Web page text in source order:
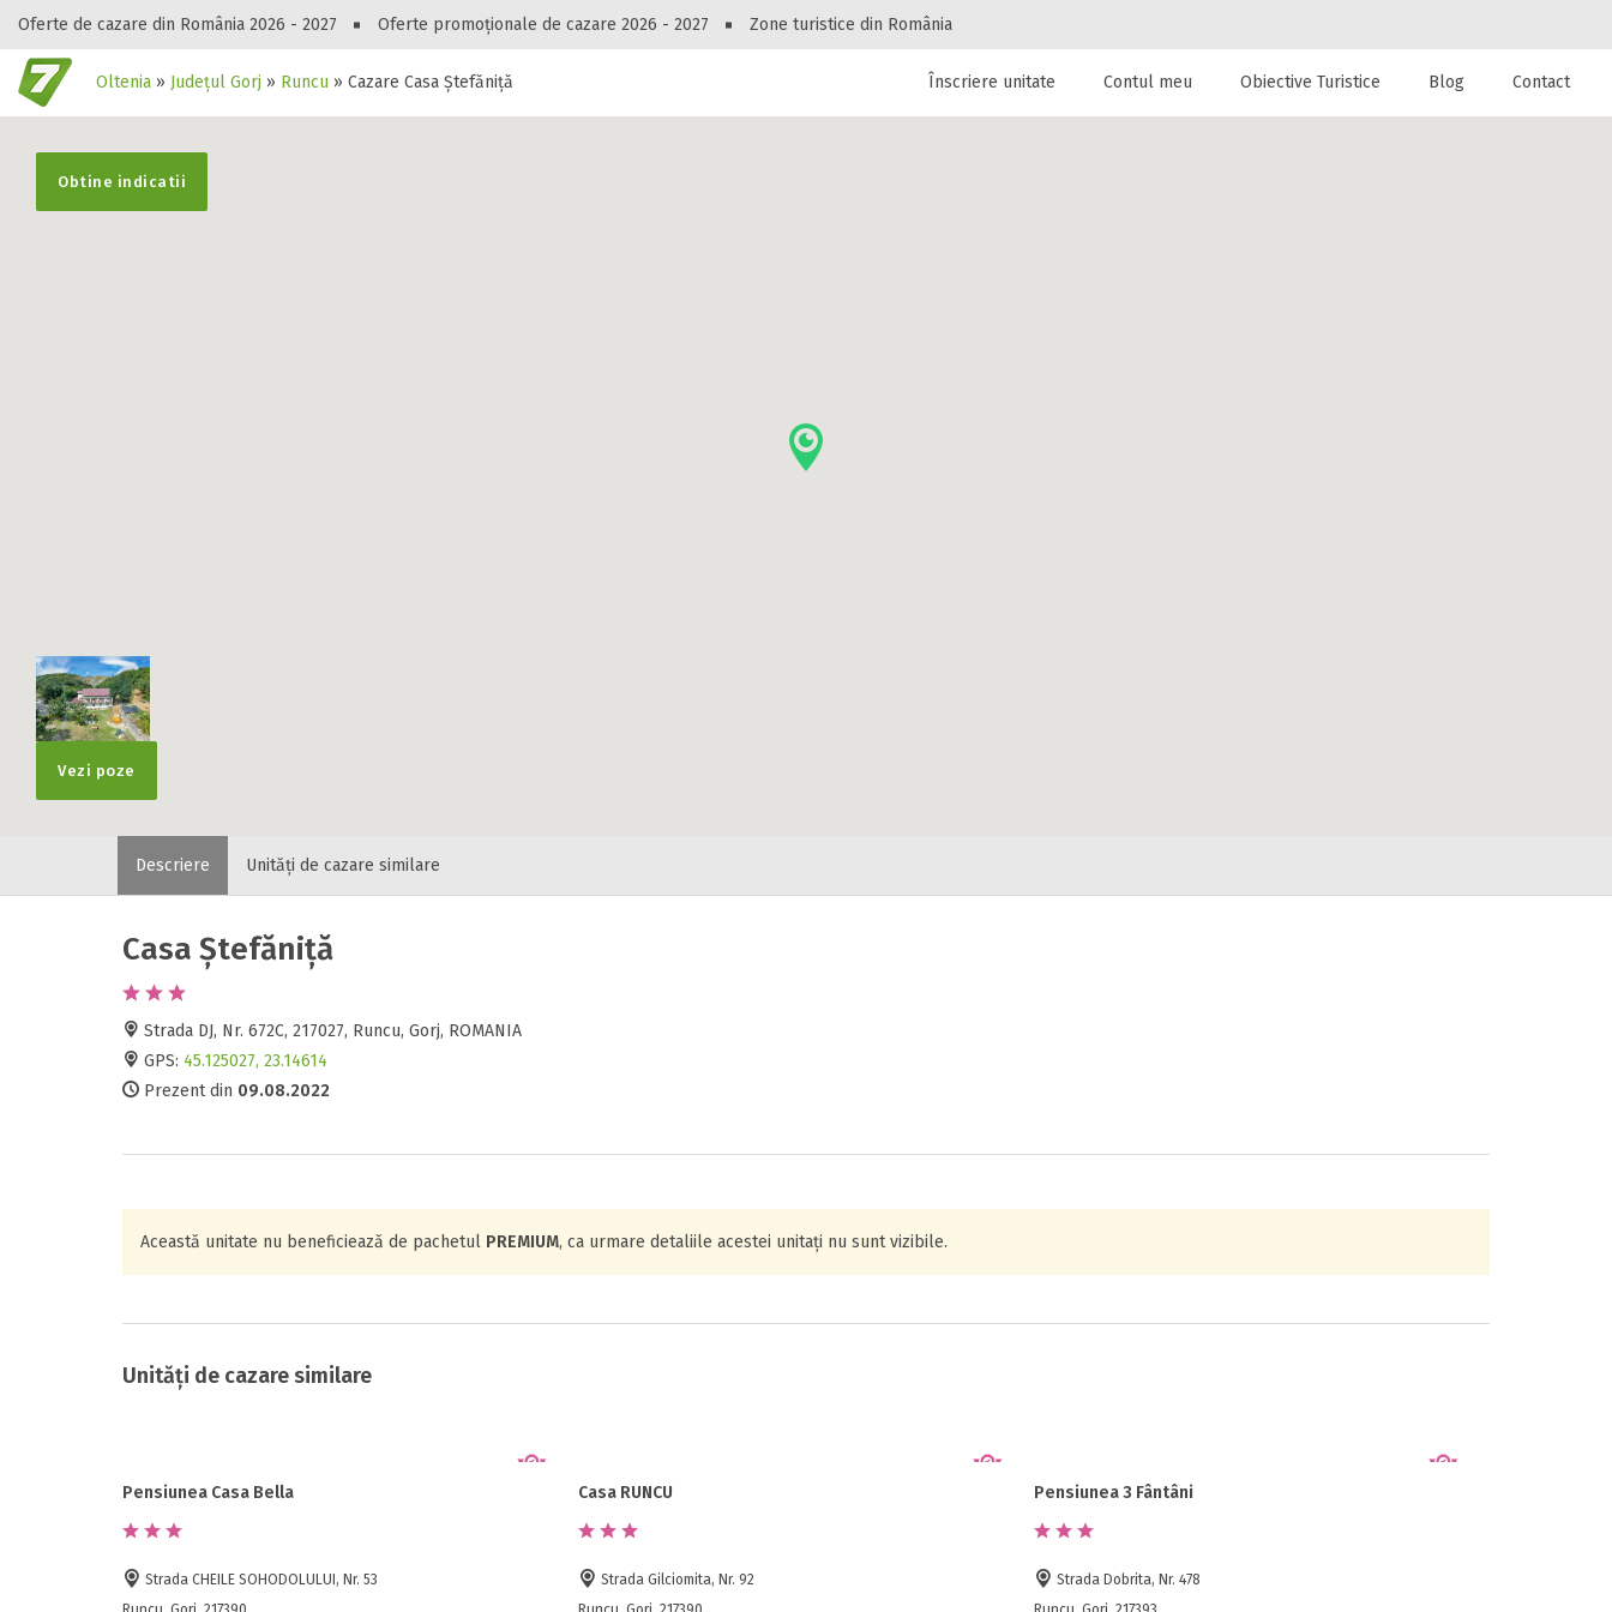
Oferte de cazare din România 2026 - 2027 Oferte promoționale de cazare 2026 - 2027 Zone turistice din România
Oltenia » Județul Gorj » Runcu » Cazare Casa Ștefăniță
Peste 10545 oferte de cazare!
Gasești hoteluri, pensiuni, vile, apartamente sau alte unitați de cazare la
Înscriere unitate Contul meu Obiective Turistice Blog Contact
Vezi poze
Obtine indicatii
Descriere Unități de cazare similare
Casa Ștefăniță
Strada DJ, Nr. 672C, 217027, Runcu, Gorj, ROMANIA
GPS: 45.125027, 23.14614
Prezent din 09.08.2022
Această unitate nu beneficiează de pachetul PREMIUM, ca urmare detaliile acestei unitați nu sunt vizibile.
Unități de cazare similare
Pensiunea Casa Bella
Strada CHEILE SOHODOLULUI, Nr. 53
Casa RUNCU
Strada Gilciomita, Nr. 92
Pensiunea 3 Fântâni
Strada Dobrita, Nr. 478